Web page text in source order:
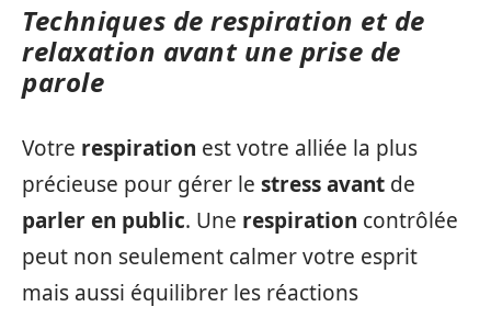
Techniques de respiration et de
relaxation avant une prise de
parole
Votre respiration est votre alliée la plus
précieuse pour gérer le stress avant de
parler en public. Une respiration contrôlée
peut non seulement calmer votre esprit
mais aussi équilibrer les réactions